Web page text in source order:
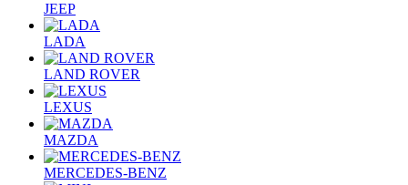
JEEP
LADA
LAND ROVER
LEXUS
MAZDA
MERCEDES-BENZ